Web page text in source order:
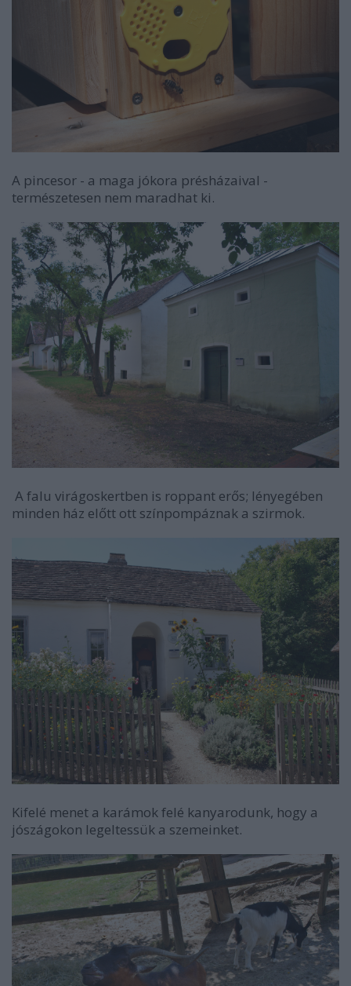
A pincesor - a maga jókora présházaival -
természetesen nem maradhat ki.
A falu virágoskertben is roppant erős; lényegében
minden ház előtt ott színpompáznak a szirmok.
Kifelé menet a karámok felé kanyarodunk, hogy a
jószágokon legeltessük a szemeinket.